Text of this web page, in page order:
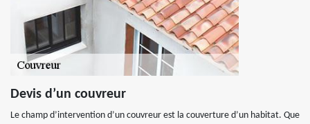
Devis d’un couvreur
Le champ d’intervention d’un couvreur est la couverture d’un habitat. Que